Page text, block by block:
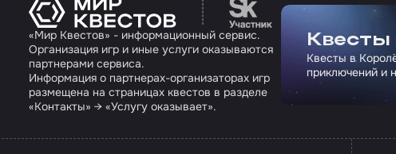
Перейти на сайт партнера
«Мир Квестов» - информационный сервис.
Организация игр и иные услуги оказываются
партнерами сервиса.
Информация о партнерах-организаторах игр
размещена на страницах квестов в разделе
«Контакты» → «Услугу оказывает».
Квесты
Квесты в
приключений и